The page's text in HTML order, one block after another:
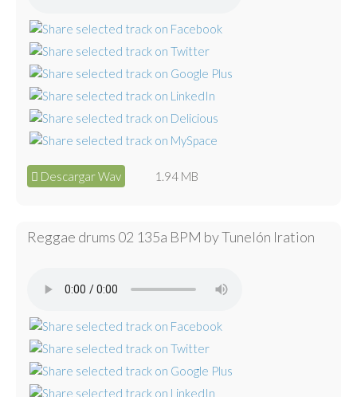
Descargar Wav 1.94 MB
Reggae drums 02 135a BPM by Tunelón Iration